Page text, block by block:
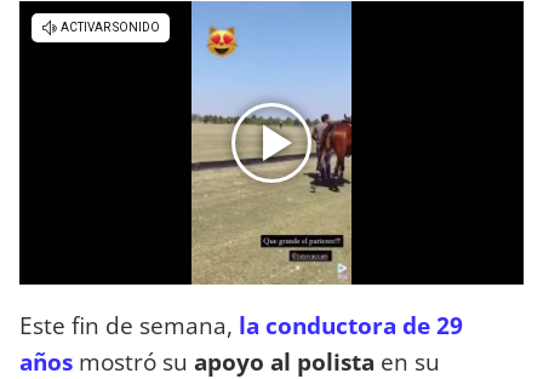
Este fin de semana, la conductora de 29
años mostró su apoyo al polista en su